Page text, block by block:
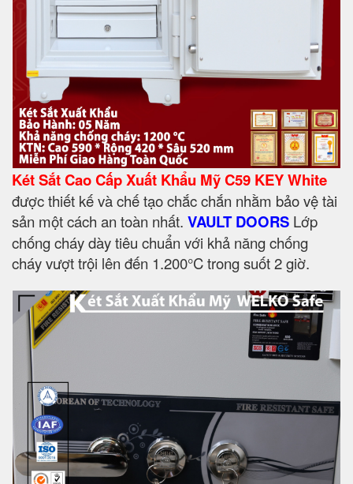
Két Sắt Cao Cấp Xuất Khẩu Mỹ C59 KEY White
được thiết kế và chế tạo chắc chắn nhằm bảo vệ tài
sản một cách an toàn nhất. VAULT DOORS Lớp
chống cháy dày tiêu chuẩn với khả năng chống
cháy vượt trội lên đến 1.200°C trong suốt 2 giờ.